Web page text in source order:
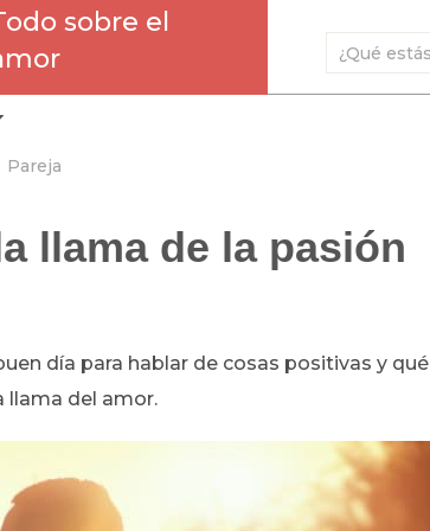
sobre el
Pareja
llama de la pasión
día para hablar de cosas positivas y qué
llama del amor.